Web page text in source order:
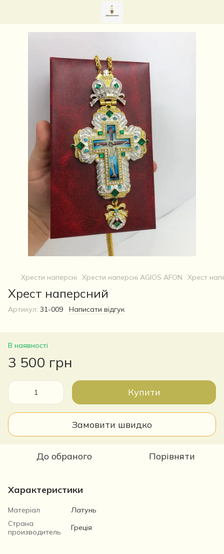
Хрести наперсні Хрести наперсні AGIOS AFON Хрест
Хрест наперсний
Артикул: 31-009 Написати відгук
В наявності
3 500 грн
Купити
Замовити швидко
До обраного Порівняти
Характеристики
Матеріал
Латунь
Страна
производитель
Греція